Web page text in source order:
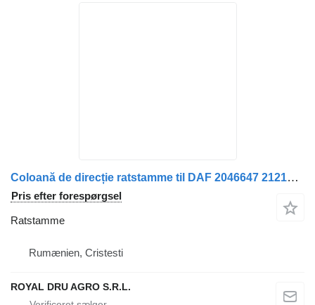
Coloană de direcție ratstamme til DAF 2046647 2121965 2036856 1980136 1865583 lastbil
Pris efter forespørgsel
Ratstamme
Rumænien, Cristesti
ROYAL DRU AGRO S.R.L.